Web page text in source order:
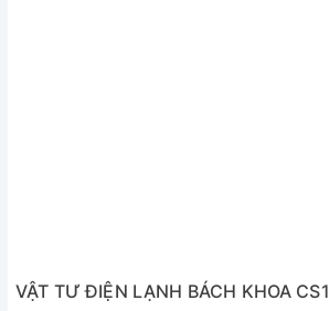
VẬT TƯ ĐIỆN LẠNH BÁCH KHOA CS1